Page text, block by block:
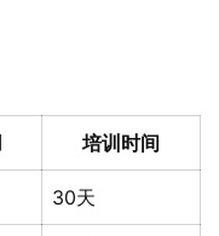
培训时间
30天